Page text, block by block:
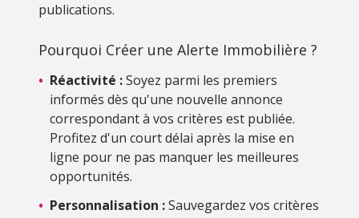
publications.
Pourquoi Créer une Alerte Immobilière ?
• Réactivité :Soyez parmi les premiers
informés dès qu'une nouvelle annonce
correspondant à vos critères est publiée.
Profitez d'un court délai après la mise en
ligne pour ne pas manquer les meilleures
opportunités.
• Personnalisation :Sauvegardez vos critères